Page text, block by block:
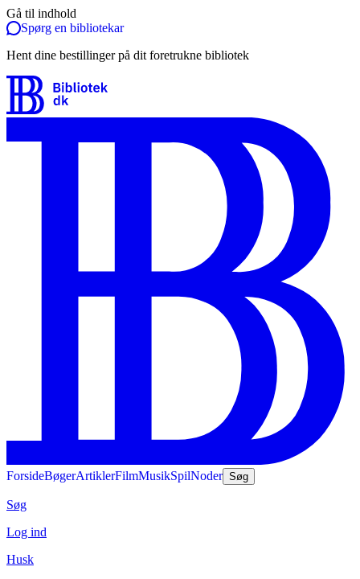
Gå til indhold
Spørg en bibliotekar
Hent dine bestillinger på dit foretrukne bibliotek
ForsideBøgerArtiklerFilmMusikSpilNoder Søg
Søg
Log ind
Husk